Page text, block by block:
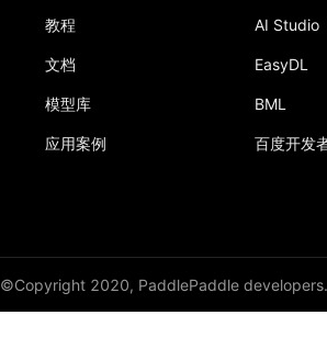
教程
文档
模型库
应用案例
AI Studio
EasyDL
BML
百度开发
©Copyright 2020, PaddlePaddle developers.